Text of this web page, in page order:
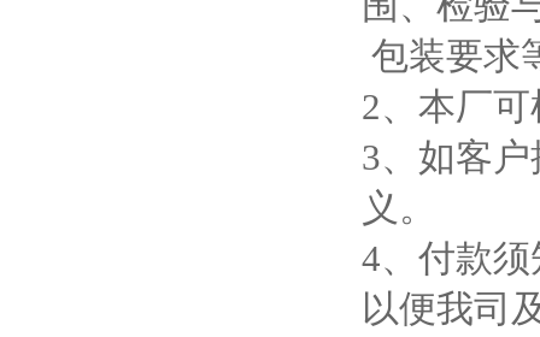
包装要求
2、本厂
3、如客
义。
4、付款
以便我司